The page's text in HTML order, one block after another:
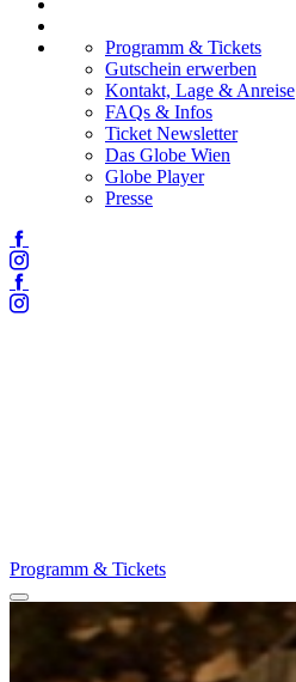
Programm & Tickets
Gutschein erwerben
Kontakt, Lage & Anreise
FAQs & Infos
Ticket Newsletter
Das Globe Wien
Globe Player
Presse
Facebook
Instagram
Facebook
Instagram
Programm & Tickets
Menü